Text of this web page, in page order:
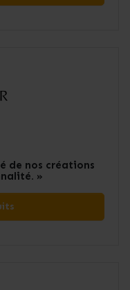
de nos créations
»